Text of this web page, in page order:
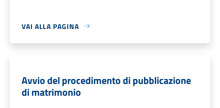
VAI ALLA PAGINA
Avvio del procedimento di pubblicazione
di matrimonio